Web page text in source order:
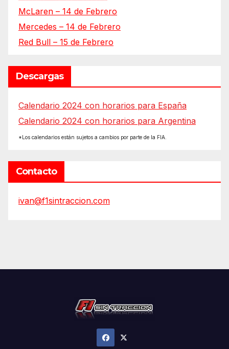
McLaren – 14 de Febrero
Mercedes – 14 de Febrero
Red Bull – 15 de Febrero
Descargas
Calendario 2024 con horarios para España
Calendario 2024 con horarios para Argentina
*Los calendarios están sujetos a cambios por parte de la FIA.
Contacto
ivan@f1sintraccion.com